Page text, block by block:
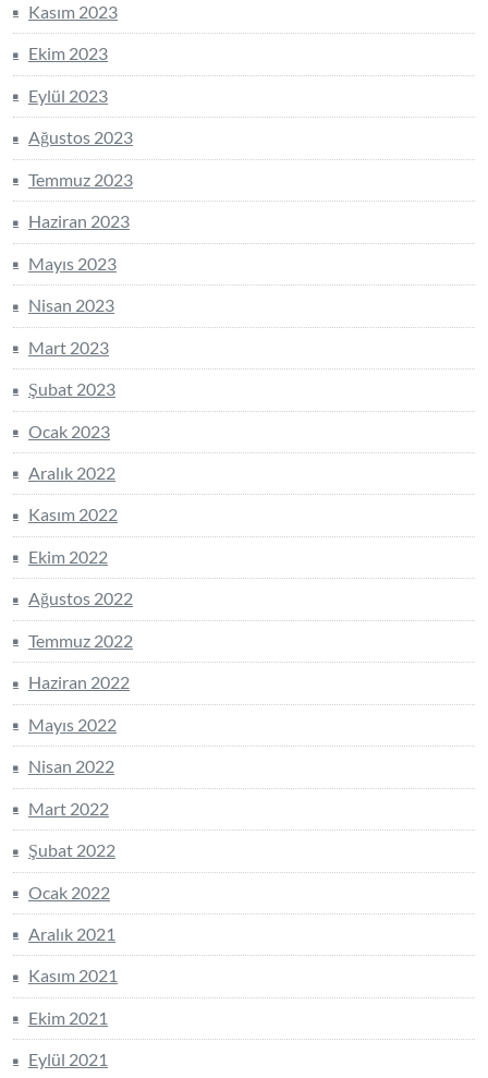
Kasım 2023
Ekim 2023
Eylül 2023
Ağustos 2023
Temmuz 2023
Haziran 2023
Mayıs 2023
Nisan 2023
Mart 2023
Şubat 2023
Ocak 2023
Aralık 2022
Kasım 2022
Ekim 2022
Ağustos 2022
Temmuz 2022
Haziran 2022
Mayıs 2022
Nisan 2022
Mart 2022
Şubat 2022
Ocak 2022
Aralık 2021
Kasım 2021
Ekim 2021
Eylül 2021